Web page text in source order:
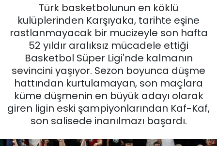
Türk basketbolunun en köklü
kulüplerinden Karşıyaka, tarihte eşine
rastlanmayacak bir mucizeyle son hafta
52 yıldır aralıksız mücadele ettiği
Basketbol Süper Ligi'nde kalmanın
sevincini yaşıyor. Sezon boyunca düşme
hattından kurtulamayan, son maçlara
küme düşmenin en büyük adayı olarak
giren ligin eski şampiyonlarından Kaf-Kaf,
son salisede inanılmazı başardı.
EKONOMİ
English News
GÜNCEL
KÜLTÜR SANAT
MAGAZİN
POLİTİKA
Son Dakika Haberleri
Haber Arşivi